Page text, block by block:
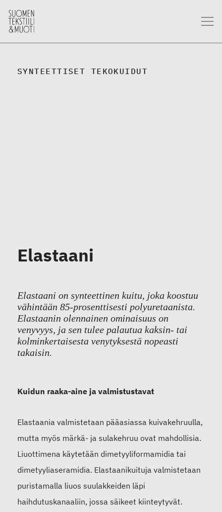
SYNTEETTISET TEKOKUIDUT
Elastaani
Elastaani on synteettinen kuitu, joka koostuu
vähintään 85-prosenttisesti polyuretaanista.
Elastaanin olennainen ominaisuus on
venyvyys, ja sen tulee palautua kaksin- tai
kolminkertaisesta venytyksestä nopeasti
takaisin.
Kuidun raaka-aine ja valmistustavat
Elastaania valmistetaan pääasiassa kuivakehruulla,
mutta myös märkä- ja sulakehruu ovat mahdollisia.
Liuottimena käytetään dimetyyliformamidia tai
dimetyyliaseramidia. Elastaanikuituja valmistetaan
puristamalla liuos suulakkeiden läpi
haihdutuskanaaliin, jossa säikeet kiinteytyvät.